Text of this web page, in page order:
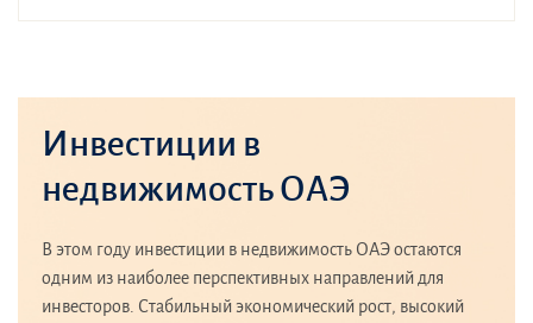
Инвестиции в
недвижимость ОАЭ
В этом году инвестиции в недвижимость ОАЭ остаются
одним из наиболее перспективных направлений для
инвесторов. Стабильный экономический рост, высокий